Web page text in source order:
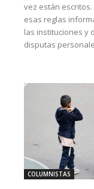
vez están
esas reglas
las instituciones y
disputas
COLUMNISTAS